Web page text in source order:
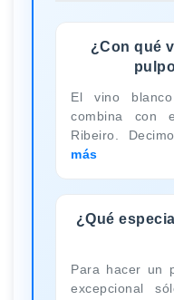
¿Con qué
El vino
combina con
Ribeiro.
más
¿Qué
Para hacer un
excepcional